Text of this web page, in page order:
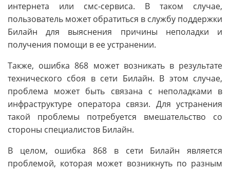
интернета или смс-сервиса. В таком случае,
пользователь может обратиться в службу поддержки
Билайн для выяснения причины неполадки и
получения помощи в ее устранении.
Также, ошибка 868 может возникать в результате
технического сбоя в сети Билайн. В этом случае,
проблема может быть связана с неполадками в
инфраструктуре оператора связи. Для устранения
такой проблемы потребуется вмешательство со
стороны специалистов Билайн.
В целом, ошибка 868 в сети Билайн является
проблемой, которая может возникнуть по разным